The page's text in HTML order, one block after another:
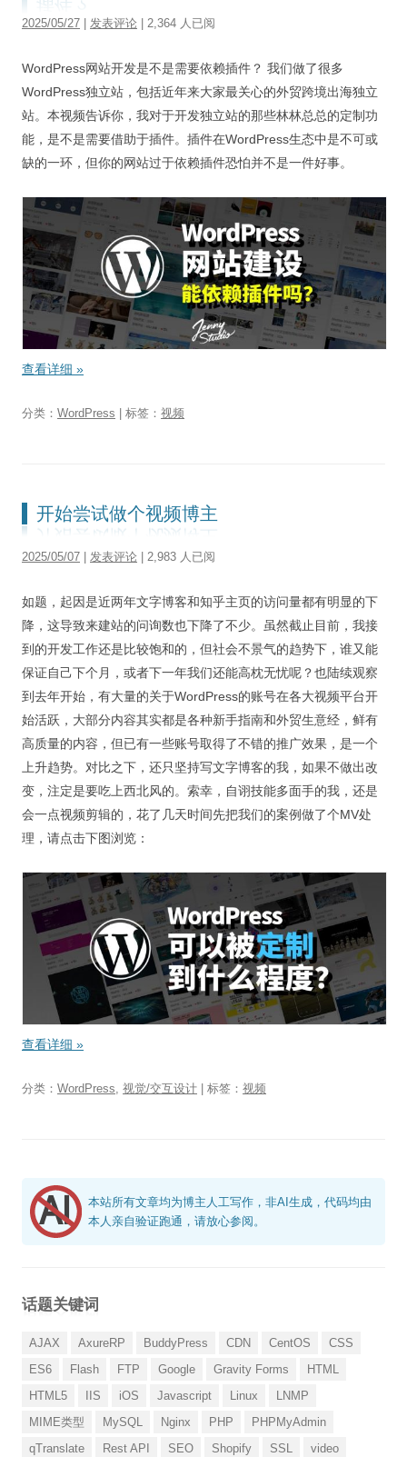
2025/05/27 发表评论 | 2,364 人已阅
WordPress网站开发是不是需要依赖插件？ 我们做了很多
WordPress独立站，包括近年来大家最关心的外贸跨境出海独立
站。本视频告诉你，我对于开发独立站的那些林林总总的定制功
能，是不是需要借助于插件。插件在WordPress生态中是不可或
缺的一环，但你的网站过于依赖插件恐怕并不是一件好事。
查看详细 »
分类： WordPress | 标签： 视频
开始尝试做个视频博主
2025/05/07 发表评论 | 2,983 人已阅
如题，起因是近两年文字博客和知乎主页的访问量都有明显的下
降，这导致来建站的问询数也下降了不少。虽然截止目前，我接
到的开发工作还是比较饱和的，但社会不景气的趋势下，谁又能
保证自己下个月，或者下一年我们还能高枕无忧呢？也陆续观察
到去年开始，有大量的关于WordPress的账号在各大视频平台开
始活跃，大部分内容其实都是各种新手指南和外贸生意经，鲜有
高质量的内容，但已有一些账号取得了不错的推广效果，是一个
上升趋势。对比之下，还只坚持写文字博客的我，如果不做出改
变，注定是要吃上西北风的。索幸，自诩技能多面手的我，还是
会一点视频剪辑的，花了几天时间先把我们的案例做了个MV处
理，请点击下图浏览：
查看详细 »
分类： WordPress 视觉/交互设计 | 标签： 视频
本站所有文章均为博主人工写作，非AI生成，代码均由
本人亲自验证跑通，请放心参阅。
话题关键词
AJAX AxureRP BuddyPress CDN CentOS
CSS
ES6
Flash FTP Google Gravity Forms
HTML
HTML5
IIS iOS Javascript Linux
LNMP
MIME类型
MySQL Nginx PHP
PHPMyAdmin
qTranslate
Rest API SEO Shopify SSL video